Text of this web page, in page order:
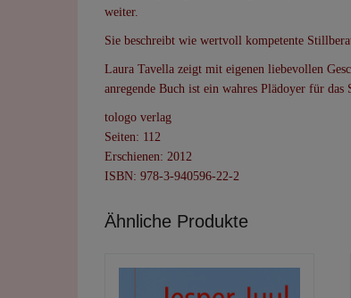
weiter.
Sie beschreibt wie wertvoll kompetente
Laura Tavella zeigt mit eigenen liebevollen
anregende Buch ist ein wahres Plädoyer für das
tologo verlag
Seiten: 112
Erschienen: 2012
ISBN: 978-3-940596-22-2
Ähnliche Produkte